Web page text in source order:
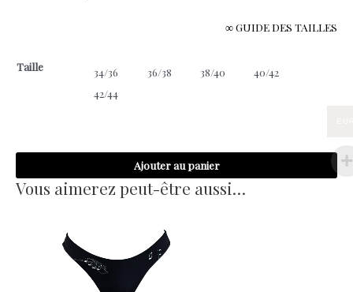
∞ GUIDE DES TAILLES
Taille 34/36 36/38 38/40
40/42
42/44
quantité
Nico
-
Brassière
Ajouter au panier
Vous aimerez peut-être aussi…